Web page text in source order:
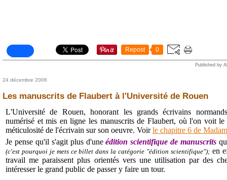
Repost 0
Published by
24 décembre 2006
Les manuscrits de Flaubert à l'Université de Rouen
L'Université de Rouen, honorant les grands écrivains
numérisé et mis en ligne les manuscrits de Flaubert, où l'on voit
méticulosité de l'écrivain sur son oeuvre. Voirle chapitre 6 de
Je pense qu'il s'agit plus d'uneédition scientifique de manuscrits
(c'est pourquoi je mets ce billet dans la catégorie "édition scientifique");en
travail me paraissent plus orientés vers une utilisation par des
intéresser le grand public de passer y faire un tour.